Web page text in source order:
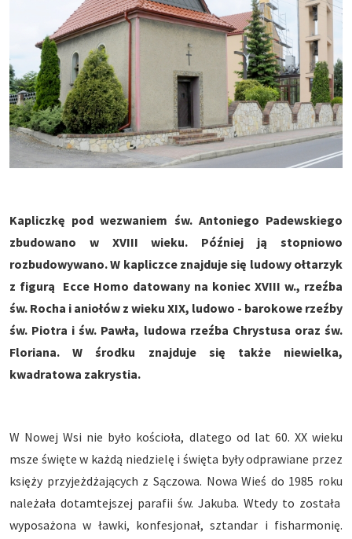
Kapliczkę pod wezwaniem św. Antoniego Padewskiego
zbudowano w XVIII wieku. Później ją stopniowo
rozbudowywano. W kapliczce znajduje się ludowy ołtarzyk
z figurą Ecce Homo datowany na koniec XVIII w., rzeźba
św. Rocha i aniołów z wieku XIX, ludowo - barokowe rzeźby
św. Piotra i św. Pawła, ludowa rzeźba Chrystusa oraz św.
Floriana. W środku znajduje się także niewielka,
kwadratowa zakrystia.
W Nowej Wsi nie było kościoła, dlatego od lat 60. XX wieku
msze święte w każdą niedzielę i święta były odprawiane przez
księży przyjeżdżających z Sączowa. Nowa Wieś do 1985 roku
należała dotamtejszej parafii św. Jakuba. Wtedy to została
wyposażona w ławki, konfesjonał, sztandar i fisharmonię.